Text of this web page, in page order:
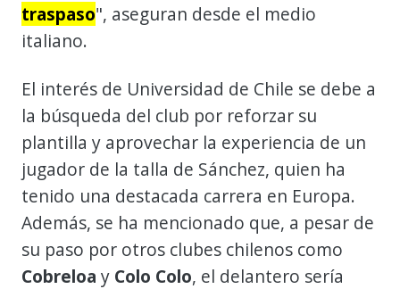
traspaso", aseguran desde el medio
italiano.
El interés de Universidad de Chile se debe a
la búsqueda del club por reforzar su
plantilla y aprovechar la experiencia de un
jugador de la talla de Sánchez, quien ha
tenido una destacada carrera en Europa.
Además, se ha mencionado que, a pesar de
su paso por otros clubes chilenos como
Cobreloa y Colo Colo, el delantero sería